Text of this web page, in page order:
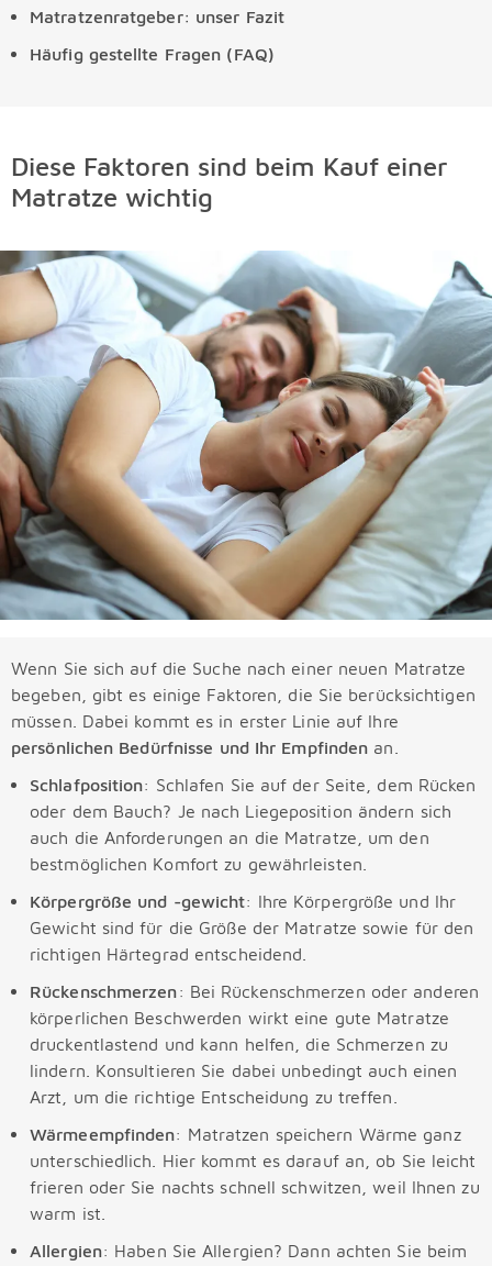
Matratzenratgeber: unser Fazit
Häufig gestellte Fragen (FAQ)
Diese Faktoren sind beim Kauf einer
Matratze wichtig
Wenn Sie sich auf die Suche nach einer neuen Matratze
begeben, gibt es einige Faktoren, die Sie berücksichtigen
müssen. Dabei kommt es in erster Linie auf Ihre
persönlichen Bedürfnisse und Ihr Empfinden an.
Schlafposition: Schlafen Sie auf der Seite, dem Rücken
oder dem Bauch? Je nach Liegeposition ändern sich
auch die Anforderungen an die Matratze, um den
bestmöglichen Komfort zu gewährleisten.
Körpergröße und -gewicht: Ihre Körpergröße und Ihr
Gewicht sind für die Größe der Matratze sowie für den
richtigen Härtegrad entscheidend.
Rückenschmerzen: Bei Rückenschmerzen oder anderen
körperlichen Beschwerden wirkt eine gute Matratze
druckentlastend und kann helfen, die Schmerzen zu
lindern. Konsultieren Sie dabei unbedingt auch einen
Arzt, um die richtige Entscheidung zu treffen.
Wärmeempfinden: Matratzen speichern Wärme ganz
unterschiedlich. Hier kommt es darauf an, ob Sie leicht
frieren oder Sie nachts schnell schwitzen, weil Ihnen zu
warm ist.
Allergien: Haben Sie Allergien? Dann achten Sie beim